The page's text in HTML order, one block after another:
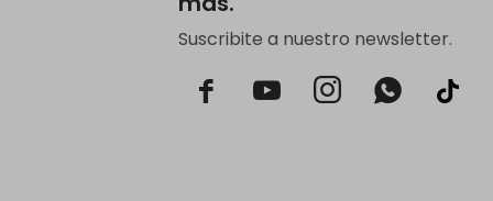
Suscribite a nuestro newsletter.
  